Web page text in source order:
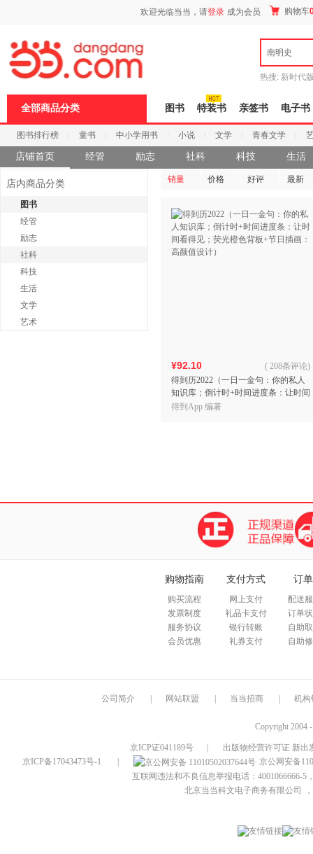
欢迎光临当当，请登录 成为会员 购物车
南明史
热搜: 新时代
全部商品分类 图书 特装书 亲签书 电子书
图书排行榜 童书 中小学用书 小说 文学 青春文学
科技 进口原版
店铺首页 经管 励志 社科 科技 生活
店内商品分类
图书
经管
励志
社科
科技
生活
文学
艺术
销量 价格 好评 最新
¥92.10
得到历2022（一日一金句：你的私人
知识库；倒计时+时间进度条：让时间
看得见；荧光橙色背板+节日插画：高
( 208条评论)
得到App 编著
购物指南
购买流程
发票制度
服务协议
会员优惠
支付方式
网上支付
礼品卡支付
银行转账
礼券支付
订
配送
订单
自助
自助
公司简介 网站联盟 当当招商 机构
Copyright 2004
京ICP证041189号
出版物经营许可证 新出
京ICP备17043473号-1
京公网安备
互联网违法和不良信息举报电话：4001066666-5
北京当当科文电子商务有限公司
页
按
波